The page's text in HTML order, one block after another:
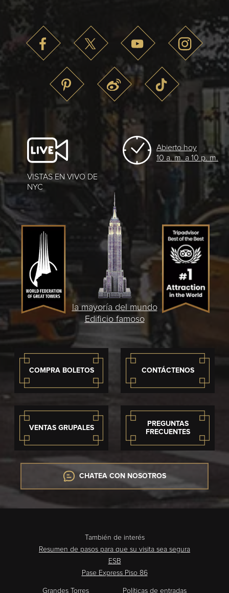
COMPRA BOLETOS CONTÁCTENOS
VENTAS GRUPALES
PREGUNTAS
FRECUENTES
CHATEA CON NOSOTROS
VISTAS EN VIVO DE
NYC
Abierto hoy
10 a. m. a 10 p. m.
la mayoría del mundo
Edificio famoso
También de interés
Resumen de pasos para que su visita sea segura
ESB
Pase Express Piso 86
Grandes Torres Políticas de entradas